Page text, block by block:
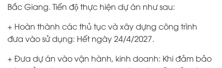
Bắc Giang. Tiến độ thực hiện dự án như sau:
+ Hoàn thành các thủ tục và xây dựng công trình
đưa vào sử dụng: Hết ngày 24/4/2027.
+ Đưa dự án vào vận hành, kinh doanh: Khi đảm bảo